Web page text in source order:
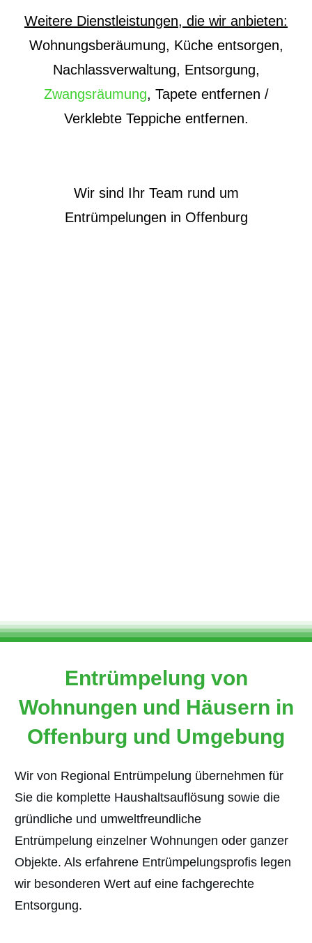
Weitere Dienstleistungen, die wir anbieten:
Wohnungsberäumung, Küche entsorgen,
Nachlassverwaltung, Entsorgung,
Zwangsräumung, Tapete entfernen /
Verklebte Teppiche entfernen.
Wir sind Ihr Team rund um
Entrümpelungen in Offenburg
Entrümpelung von
Wohnungen und Häusern in
Offenburg und Umgebung
Wir von Regional Entrümpelung übernehmen für
Sie die komplette Haushaltsauflösung sowie die
gründliche und umweltfreundliche
Entrümpelung einzelner Wohnungen oder ganzer
Objekte. Als erfahrene Entrümpelungsprofis legen
wir besonderen Wert auf eine fachgerechte
Entsorgung.